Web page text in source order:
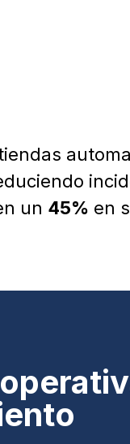
un 45% en